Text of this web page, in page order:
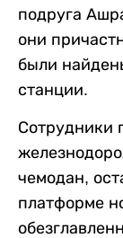
подруга
они
были
станции.
Сотрудники
чемодан,
платформе